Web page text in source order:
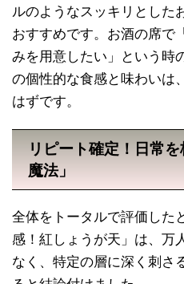
ルのようなスッキリとした
おすすめです。お酒の席で
みを用意したい」という時
の個性的な食感と味わいは
はずです。
リピート確定！日常
魔法」
全体をトータルで評価した
感！紅しょうが天」は、万
なく、特定の層に深く刺さ